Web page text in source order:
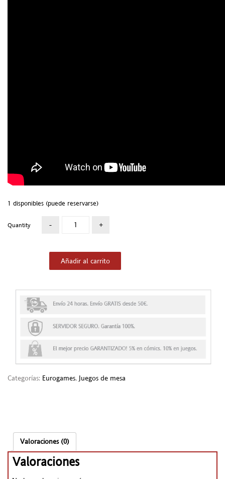
1 disponibles (puede reservarse)
Quantity
Añadir al carrito
Categorías: Eurogames, Juegos de mesa
Valoraciones (0)
Valoraciones